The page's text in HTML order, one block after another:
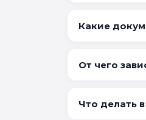
Какие
От чего
Что делать